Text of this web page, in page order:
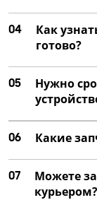
04
Как
готово?
05
Нужно
06 Какие
07
Можете
курьером?